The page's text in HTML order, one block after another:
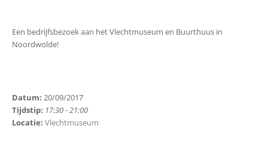
Een bedrijfsbezoek aan het Vlechtmuseum en Buurthuus in
Noordwolde!
Datum: 20/09/2017
Tijdstip: 17:30 - 21:00
Locatie: Vlechtmuseum